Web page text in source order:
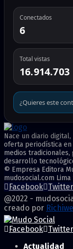
Conectados
6
Total vistas
16.914.703
¿Quieres este
Nace un diario
oferta periodística
medios
desarrollo
© Empresa Editora
mudosocial.com Lima
Facebook Twitter
@2022 -
creado por
Facebook Twitter
Actualidad